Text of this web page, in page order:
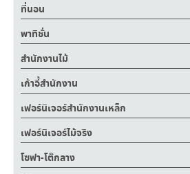
ที่นอน
พาทิชั่น
สำนักงานไม้
เก้าอี้สำนักงาน
เฟอร์นิเจอร์สำนักงานเหล็ก
เฟอร์นิเจอร์ไม้จริง
โซฟา-โต๊กลาง